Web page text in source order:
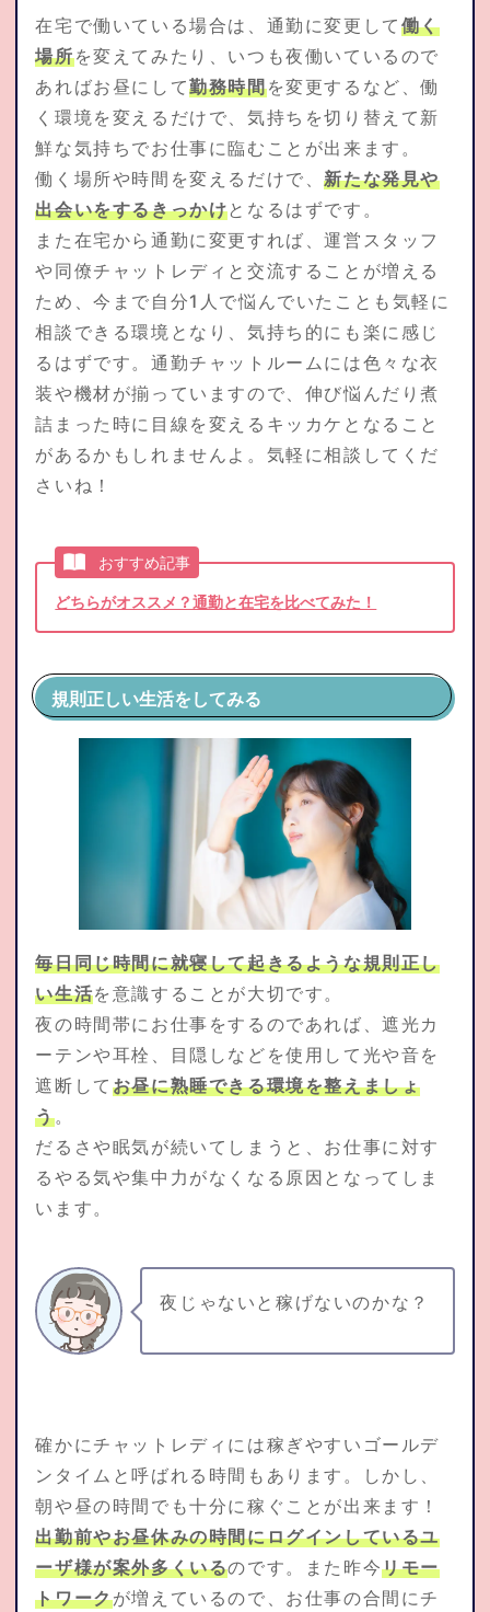
在宅で働いている場合は、通勤に変更して 働く
場所を変えてみたり、いつも夜働いているので
あればお昼にして勤務時間を変更するなど、働
く環境を変えるだけで、気持ちを切り替えて新
鮮な気持ちでお仕事に臨むことが出来ます。
働く場所や時間を変えるだけで、新たな発見や
出会いをするきっかけとなるはずです。
また在宅から通勤に変更すれば、運営スタッフ
や同僚チャットレディと交流することが増える
ため、今まで自分1人で悩んでいたことも気軽に
相談できる環境となり、気持ち的にも楽に感じ
るはずです。通勤チャットルームには色々な衣
装や機材が揃っていますので、伸び悩んだり煮
詰まった時に目線を変えるキッカケとなること
があるかもしれませんよ。気軽に相談してくだ
さいね！
おすすめ記事
どちらがオススメ？通勤と在宅を比べてみた！
規則正しい生活をしてみる
毎日同じ時間に就寝して起きるような規則正し
い生活を意識することが大切です。
夜の時間帯にお仕事をするのであれば、遮光カ
ーテンや耳栓、目隠しなどを使用して光や音を
遮断して お昼に熟睡できる環境を整えましょ
う。
だるさや眠気が続いてしまうと、お仕事に対す
るやる気や集中力がなくなる原因となってしま
います。
夜じゃないと稼げないのかな？
確かにチャットレディには稼ぎやすいゴールデ
ンタイムと呼ばれる時間もあります。しかし、
朝や昼の時間でも十分に稼ぐことが出来ます！
出勤前やお昼休みの時間にログインしているユ
ーザ様が案外多くいるのです。また昨今リモー
トワークが増えているので、お仕事の合間にチ